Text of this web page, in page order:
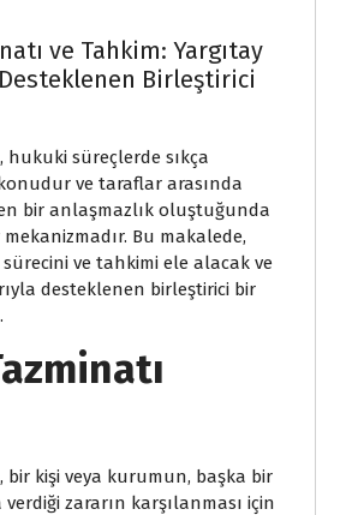
ve Tahkim: Yargıtay
Birleştirici
hukuki süreçlerde sıkça
ve taraflar arasında
bir anlaşmazlık oluştuğunda
Bu makalede,
ve tahkimi ele alacak ve
desteklenen birleştirici bir
bir kişi veya kurumun, başka bir
zararın karşılanması için